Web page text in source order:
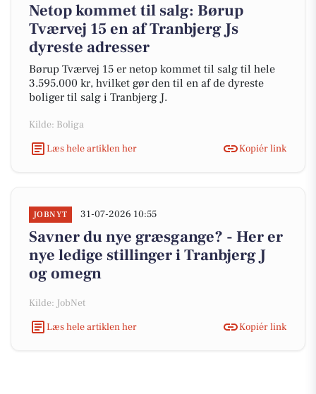
Netop kommet til salg: Børup
Tværvej 15 en af Tranbjerg Js
dyreste adresser
Børup Tværvej 15 er netop kommet til salg til hele
3.595.000 kr, hvilket gør den til en af de dyreste
boliger til salg i Tranbjerg J.
Kilde: Boliga
Læs hele artiklen her
Kopiér link
JOBNYT 31-07-2026 10:55
Savner du nye græsgange? - Her er
nye ledige stillinger i Tranbjerg J
og omegn
Kilde: JobNet
Læs hele artiklen her
Kopiér link